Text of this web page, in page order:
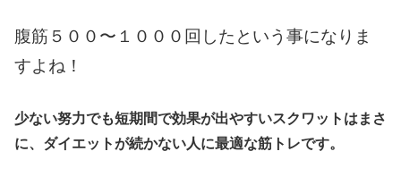
腹筋５００〜１０００回したという事になりま
すよね！
少ない努力でも短期間で効果が出やすいスクワットはまさ
に、ダイエットが続かない人に最適な筋トレです。